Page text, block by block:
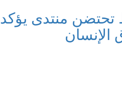
تحتضن منتدى يؤكد